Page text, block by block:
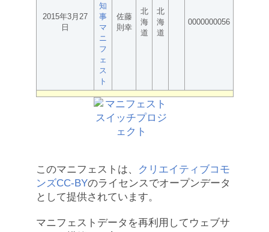
2015年3月27
日
知
事
マ
ニ
フ
ェ
ス
ト
佐藤
則幸
北
海
道
北
海
道
0000000056
このマニフェストは、
クリエイティブコモ
ンズCC-BYのライセンスでオープンデータ
として提供されています。
マニフェストデータを再利用してウェブサ